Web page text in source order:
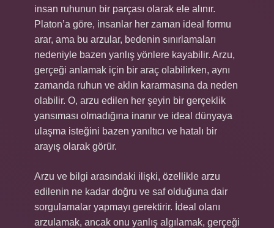
insan ruhunun bir parçası olarak ele alınır.
Platon’a göre, insanlar her zaman ideal formu
arar, ama bu arzular, bedenin sınırlamaları
nedeniyle bazen yanlış yönlere kayabilir. Arzu,
gerçeği anlamak için bir araç olabilirken, aynı
zamanda ruhun ve aklın kararmasına da neden
olabilir. O, arzu edilen her şeyin bir gerçeklik
yansıması olmadığına inanır ve ideal dünyaya
ulaşma isteğini bazen yanıltıcı ve hatalı bir
arayış olarak görür.
Arzu ve bilgi arasındaki ilişki, özellikle arzu
edilenin ne kadar doğru ve saf olduğuna dair
sorgulamalar yapmayı gerektirir. İdeal olanı
arzulamak, ancak onu yanlış algılamak, gerçeği